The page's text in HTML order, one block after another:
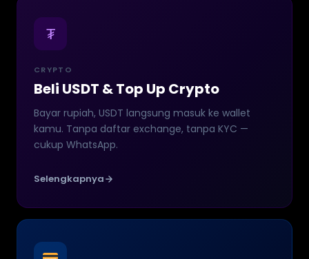
₮
CRYPTO
Beli USDT & Top Up Crypto
Bayar rupiah, USDT langsung masuk ke wallet
kamu. Tanpa daftar exchange, tanpa KYC —
cukup WhatsApp.
Selengkapnya